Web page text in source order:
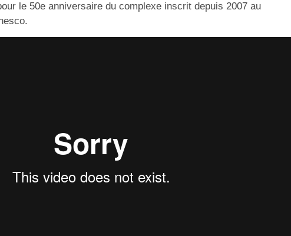
le 50e anniversaire du complexe inscrit depuis 2007 au